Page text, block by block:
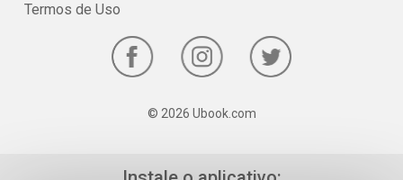
Termos de Uso
© 2026 Ubook.com